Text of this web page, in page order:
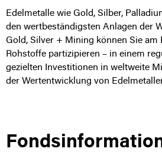
Edelmetalle wie Gold, Silber,
den wertbeständigsten Anlagen der
Gold, Silver + Mining können Sie am
Rohstoffe partizipieren – in einem
gezielten Investitionen in weltweite
der Wertentwicklung von